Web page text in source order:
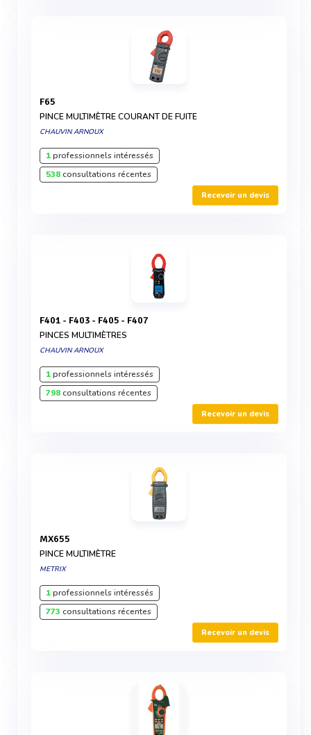
F65
PINCE MULTIMÈTRE COURANT DE FUITE
CHAUVIN ARNOUX
1professionnels intéressés
538consultations récentes
Recevoir un devis
F401 - F403 - F405 - F407
PINCES MULTIMÈTRES
CHAUVIN ARNOUX
1professionnels intéressés
798consultations récentes
Recevoir un devis
MX655
PINCE MULTIMÈTRE
METRIX
1professionnels intéressés
773 consultations récentes
Recevoir un devis